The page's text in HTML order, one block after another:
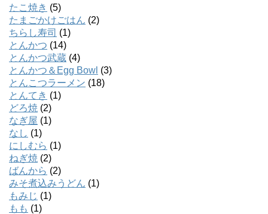
たこ焼き (5)
たまごかけごはん (2)
ちらし寿司 (1)
とんかつ (14)
とんかつ武蔵 (4)
とんかつ＆Egg Bowl (3)
とんこつラーメン (18)
とんてき (1)
どろ焼 (2)
なぎ屋 (1)
なし (1)
にしむら (1)
ねぎ焼 (2)
ばんから (2)
みそ煮込みうどん (1)
もみじ (1)
もも (1)